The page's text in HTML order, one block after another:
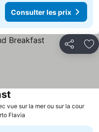
Consulter les prix
Partager
vue sur la mer ou sur la cour
Flavia